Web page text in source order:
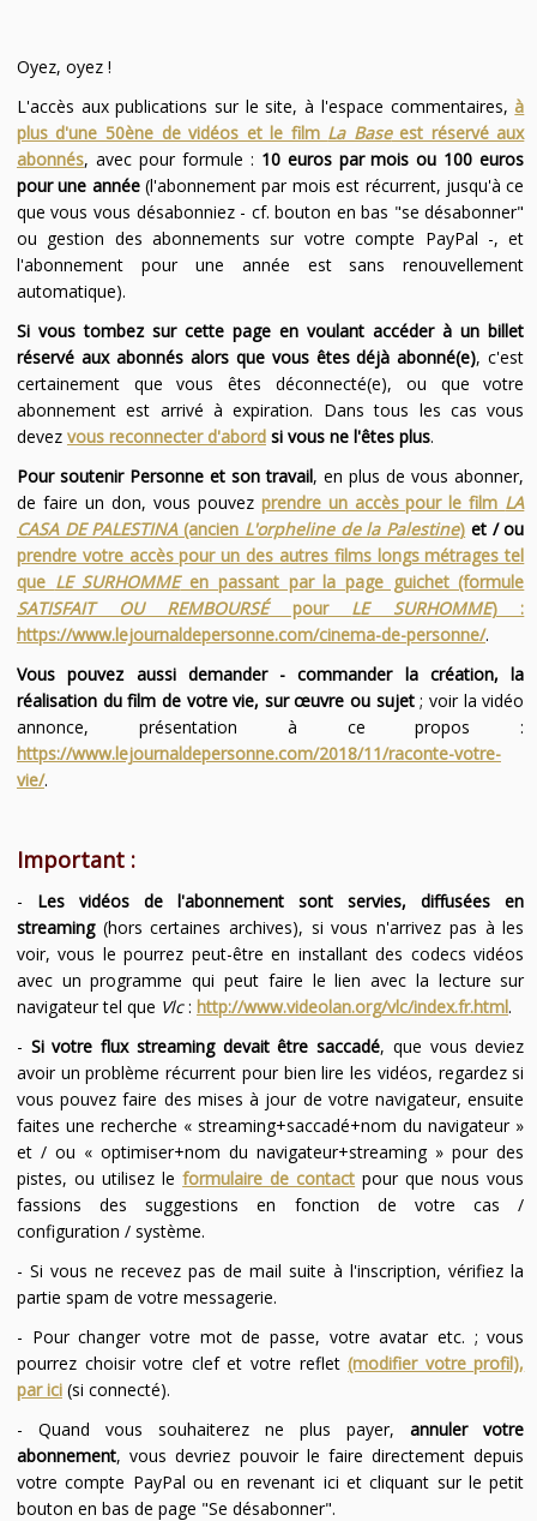
Oyez, oyez !
L'accès aux publications sur le site, à l'espace commentaires,à
plus d'une 50ène de vidéos et le film La Baseest réservé aux
abonnés, avec pour formule : 10 euros par mois ou 100 euros
pour une année(l'abonnement par mois est récurrent, jusqu'à ce
que vous vous désabonniez - cf. bouton en bas "se désabonner"
ou gestion des abonnements sur votre compte PayPal -, et
l'abonnement pour une année est sans renouvellement
automatique).
Si vous tombez sur cette page en voulant accéder à un billet
réservé aux abonnés alors que vous êtes déjà abonné(e), c'est
certainement que vous êtes déconnecté(e), ou que votre
abonnement est arrivé à expiration. Dans tous les cas vous
devez vous reconnecter d'abordsi vous ne l'êtes plus.
Pour soutenir Personne et son travail, en plus de vous abonner,
de faire un don, vous pouvez prendre un accès pour le film LA
CASA DE PALESTINA(ancien L'orpheline de la Palestine) et / ou
prendre votre accès pour un des autres films longs métrages tel
que LE SURHOMMEen passant par la page guichet (formule
SATISFAIT OU REMBOURSÉpour LE SURHOMME) :
https://www.lejournaldepersonne.com/cinema-de-personne/.
Vous pouvez aussi demander - commander la création, la
réalisation du film de votre vie, sur œuvre ou sujet; voir la vidéo
annonce, présentation à ce propos :
https://www.lejournaldepersonne.com/2018/11/raconte-votre-
vie/.
Important :
- Les vidéos de l'abonnement sont servies, diffusées en
streaming(hors certaines archives), si vous n'arrivez pas à les
voir, vous le pourrez peut-être en installant des codecs vidéos
avec un programme qui peut faire le lien avec la lecture sur
navigateur tel que Vlc: http://www.videolan.org/vlc/index.fr.html.
- Si votre flux streaming devait être saccadé, que vous deviez
avoir un problème récurrent pour bien lire les vidéos, regardez si
vous pouvez faire des mises à jour de votre navigateur, ensuite
faites une recherche « streaming+saccadé+nom du navigateur »
et / ou « optimiser+nom du navigateur+streaming » pour des
pistes, ou utilisez leformulaire de contact pour que nous vous
fassions des suggestions en fonction de votre cas /
configuration / système.
- Si vous ne recevez pas de mail suite à l'inscription, vérifiez la
partie spam de votre messagerie.
- Pour changer votre mot de passe, votre avatar etc. ; vous
pourrez choisir votre clef et votre reflet(modifier votre profil),
par ici(si connecté).
- Quand vous souhaiterez ne plus payer,annuler votre
abonnement, vous devriez pouvoir le faire directement depuis
votre compte PayPal ou en revenant ici et cliquant sur le petit
bouton en bas de page "Se désabonner".